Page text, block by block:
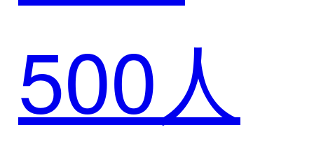
提高集
500人